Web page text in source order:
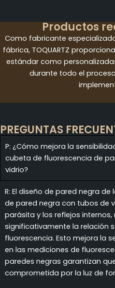
Productos
Como fabricante
fábrica, TOQUARTZ
estándar como
durante todo el
PREGUNTAS
P: ¿Cómo mejora la
cubeta de fluorescencia de
vidrio?
R: El diseño de pared negra
de pared negra con tubos de
parásita y los reflejos
significativamente la relación
fluorescencia. Esto mejora la
en las mediciones de
paredes negras garantizan
comprometida por la luz de